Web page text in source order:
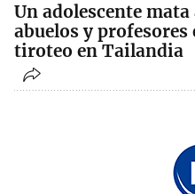
Un adolescente mata
abuelos y profesores
tiroteo en Tailandia